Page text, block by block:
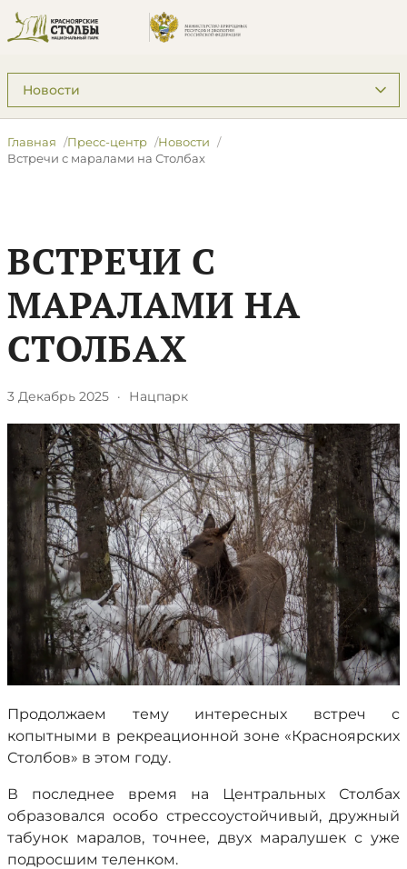
Подразделы: Пресс-центр
Главная Пресс-центр
Новости
​Встречи с маралами на Столбах
​ВСТРЕЧИ С
МАРАЛАМИ НА
СТОЛБАХ
3 Декабрь 2025 · Нацпарк
Продолжаем тему интересных встреч с
копытными в рекреационной зоне «Красноярских
Столбов» в этом году.
В последнее время на Центральных Столбах
образовался особо стрессоустойчивый, дружный
табунок маралов, точнее, двух маралушек с уже
подросшим теленком.